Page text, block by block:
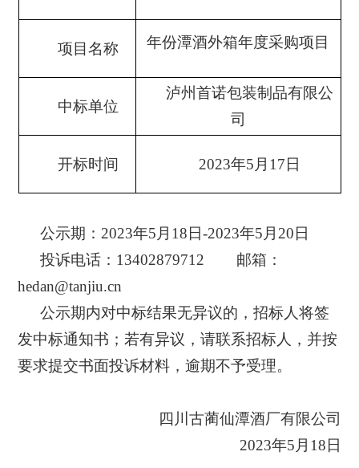
项目名称 年份潭酒外箱年度采购项目
中标单位
泸州首诺包装制品有限公
司
开标时间 2023年5 月 17 日
公示期： 2023年5月18日-2023年5月20日
投诉电话： 13402879712 邮箱：
hedan@tanjiu.cn
公示期内对中标结果无异议的，招标人将签
发中标通知书 ；若有异议 ，请联系招标人 ， 并按
要求提交书面投诉材料 ，逾期不予受理。
四川古蔺仙潭酒厂有限公司
2023年5月18日